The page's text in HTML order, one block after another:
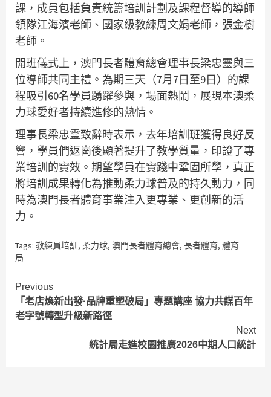
課，成員包括負責統籌培訓計劃及課程督導的導師
領隊江海濱老師、國家級教練周文娟老師，張金樹
老師。
開班儀式上，澳門長者體育總會理事長梁忠靈與三
位導師共同主禮。為期三天（7月7日至9日）的課
程吸引60名學員踴躍參與，場面熱鬧，展現本澳柔
力球愛好者持續進修的熱情。
理事長梁忠靈致辭時表示，去年培訓班獲得良好反
響，學員們返崗後顯著提升了教學質量，印證了專
業培訓的實效。期望學員在實踐中鞏固所學，真正
將培訓成果轉化為推動柔力球普及的持久動力，同
時為澳門長者體育事業注入更專業、更創新的活
力。
Tags: 教練員培訓, 柔力球, 澳門長者體育總會, 長者體育, 體育
局
Continue
Reading
Previous
「老店煥新出發·品牌重塑破局」專題講座 協力共謀百年
老字號轉型升級新路徑
Next
統計局走進校園推廣2026中期人口統計